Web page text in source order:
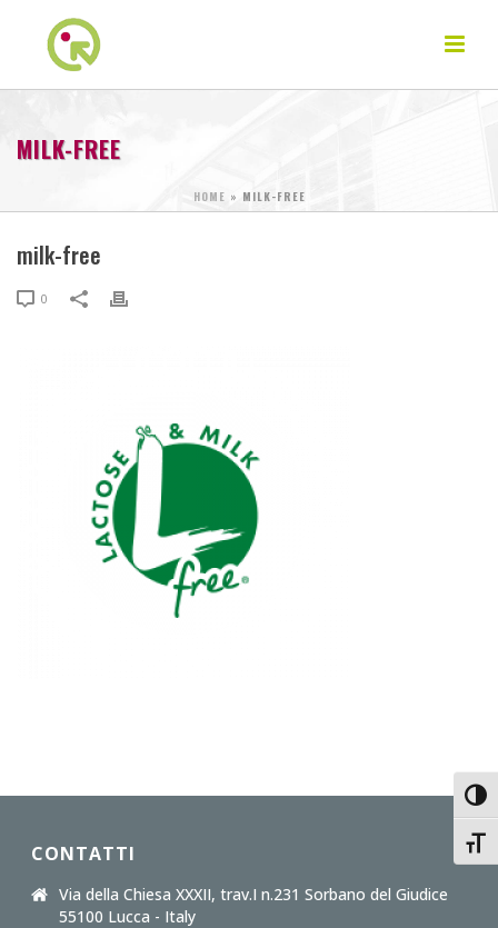
MILK-FREE
HOME » MILK-FREE
milk-free
0
CONTATTI
Via della Chiesa XXXII, trav.I n.231 Sorbano del Giudice
55100 Lucca - Italy